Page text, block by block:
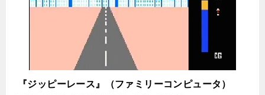
『ジッピーレース』（ファミリーコンピュータ）